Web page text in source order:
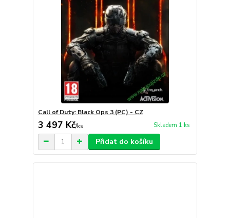
Call of Duty: Black Ops 3 (PC) - CZ
3 497 Kč/ks Skladem 1 ks
Přidat do košíku